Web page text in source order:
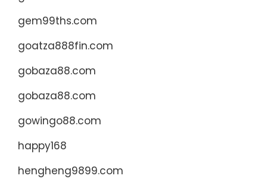
gem99ths.com
goatza888fin.com
gobaza88.com
gobaza88.com
gowingo88.com
happy168
hengheng9899.com